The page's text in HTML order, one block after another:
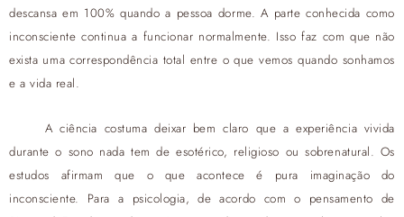
descansa em 100% quando a pessoa dorme. A parte conhecida como
inconsciente continua a funcionar normalmente. Isso faz com que não
exista uma correspondência total entre o que vemos quando sonhamos
e a vida real.
A ciência costuma deixar bem claro que a experiência vivida
durante o sono nada tem de esotérico, religioso ou sobrenatural. Os
estudos afirmam que o que acontece é pura imaginação do
inconsciente. Para a psicologia, de acordo com o pensamento de